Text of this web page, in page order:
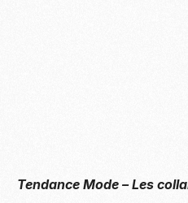
Tendance Mode – Les